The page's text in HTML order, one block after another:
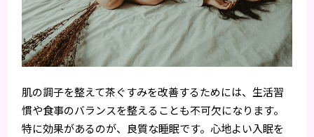
肌の調子を整えて茶ぐすみを改善するためには、生活習
慣や食事のバランスを整えることも不可欠になります。
特に効果があるのが、良質な睡眠です。心地よい入眠を